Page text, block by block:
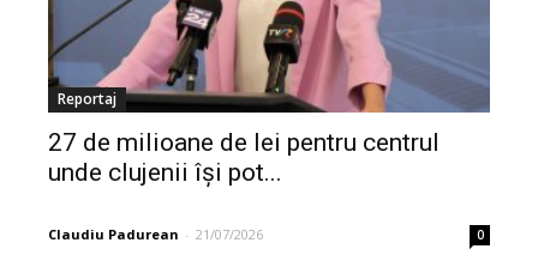
Reportaj
27 de milioane de lei pentru centrul
unde clujenii își pot...
Claudiu Padurean - 21/07/2026 0